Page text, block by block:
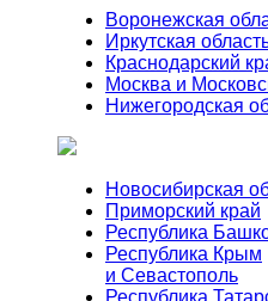
Воронежская
Иркутская
Краснодарский
Москва и
Нижегородская
Новосибирская
Приморский край
Республика
Республика Крым
и Севастополь
Республика